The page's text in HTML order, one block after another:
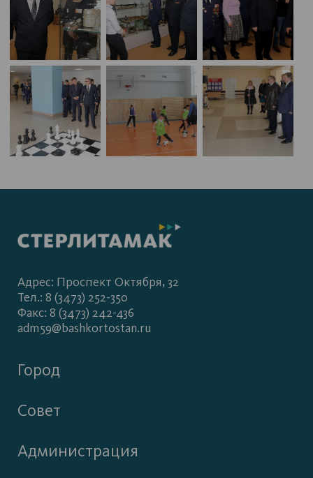
Адрес: Проспект Октября, 32
Тел.: 8 (3473) 252-350
Факс: 8 (3473) 242-436
adm59@bashkortostan.ru
Город
Совет
Администрация